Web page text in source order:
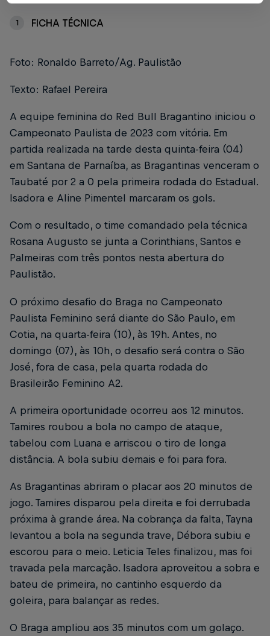
1 FICHA TÉCNICA
Foto: Ronaldo Barreto/Ag. Paulistão
Texto: Rafael Pereira
A equipe feminina do Red Bull Bragantino iniciou o
Campeonato Paulista de 2023 com vitória. Em
partida realizada na tarde desta quinta-feira (04)
em Santana de Parnaíba, as Bragantinas venceram o
Taubaté por 2 a 0 pela primeira rodada do Estadual.
Isadora e Aline Pimentel marcaram os gols.
Com o resultado, o time comandado pela técnica
Rosana Augusto se junta a Corinthians, Santos e
Palmeiras com três pontos nesta abertura do
Paulistão.
O próximo desafio do Braga no Campeonato
Paulista Feminino será diante do São Paulo, em
Cotia, na quarta-feira (10), às 19h. Antes, no
domingo (07), às 10h, o desafio será contra o São
José, fora de casa, pela quarta rodada do
Brasileirão Feminino A2.
A primeira oportunidade ocorreu aos 12 minutos.
Tamires roubou a bola no campo de ataque,
tabelou com Luana e arriscou o tiro de longa
distância. A bola subiu demais e foi para fora.
As Bragantinas abriram o placar aos 20 minutos de
jogo. Tamires disparou pela direita e foi derrubada
próxima à grande área. Na cobrança da falta, Tayna
levantou a bola na segunda trave, Débora subiu e
escorou para o meio. Leticia Teles finalizou, mas foi
travada pela marcação. Isadora aproveitou a sobra e
bateu de primeira, no cantinho esquerdo da
goleira, para balançar as redes.
O Braga ampliou aos 35 minutos com um golaço.